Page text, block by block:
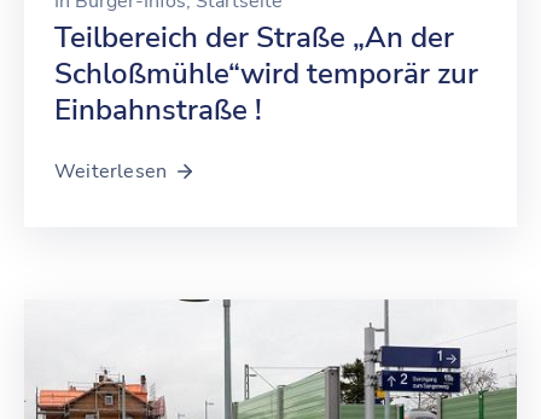
Teilbereich der Straße „An der
Schloßmühle“wird temporär zur
Einbahnstraße !
Weiterlesen